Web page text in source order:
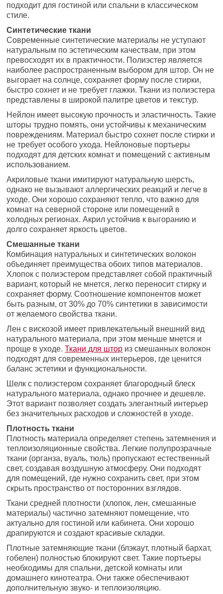
подходит для гостиной или спальни в классическом
стиле.
Синтетические ткани
Современные синтетические материалы не уступают
натуральным по эстетическим качествам, при этом
превосходят их в практичности. Полиэстер является
наиболее распространенным выбором для штор. Он не
выгорает на солнце, сохраняет форму после стирки,
быстро сохнет и не требует глажки. Ткани из полиэстера
представлены в широкой палитре цветов и текстур.
Нейлон имеет высокую прочность и эластичность. Такие
шторы трудно помять, они устойчивы к механическим
повреждениям. Материал быстро сохнет после стирки и
не требует особого ухода. Нейлоновые портьеры
подходят для детских комнат и помещений с активным
использованием.
Акриловые ткани имитируют натуральную шерсть,
однако не вызывают аллергических реакций и легче в
уходе. Они хорошо сохраняют тепло, что важно для
комнат на северной стороне или помещений в
холодных регионах. Акрил устойчив к выгоранию и
долго сохраняет яркость цветов.
Смешанные ткани
Комбинация натуральных и синтетических волокон
объединяет преимущества обоих типов материалов.
Хлопок с полиэстером представляет собой практичный
вариант, который не мнется, легко переносит стирку и
сохраняет форму. Соотношение компонентов может
быть разным, от 30% до 70% синтетики в зависимости
от желаемого свойства ткани.
Лен с вискозой имеет привлекательный внешний вид
натурального материала, при этом меньше мнется и
проще в уходе.Ткани для штор из смешанных волокон
подходят для современных интерьеров, где ценится
баланс эстетики и функциональности.
Шелк с полиэстером сохраняет благородный блеск
натурального материала, однако прочнее и дешевле.
Этот вариант позволяет создать элегантный интерьер
без значительных расходов и сложностей в уходе.
Плотность ткани
Плотность материала определяет степень затемнения и
теплоизоляционные свойства. Легкие полупрозрачные
ткани (органза, вуаль, тюль) пропускают естественный
свет, создавая воздушную атмосферу. Они подходят
для помещений, где нужно сохранить свет, при этом
скрыть пространство от посторонних взглядов.
Ткани средней плотности (хлопок, лен, смешанные
материалы) частично затемняют помещение, что
актуально для гостиной или кабинета. Они хорошо
драпируются и создают красивые складки.
Плотные затемняющие ткани (блэкаут, плотный бархат,
гобелен) полностью блокируют свет. Такие портьеры
необходимы для спальни, детской комнаты или
домашнего кинотеатра. Они также обеспечивают
дополнительную звуко- и теплоизоляцию.